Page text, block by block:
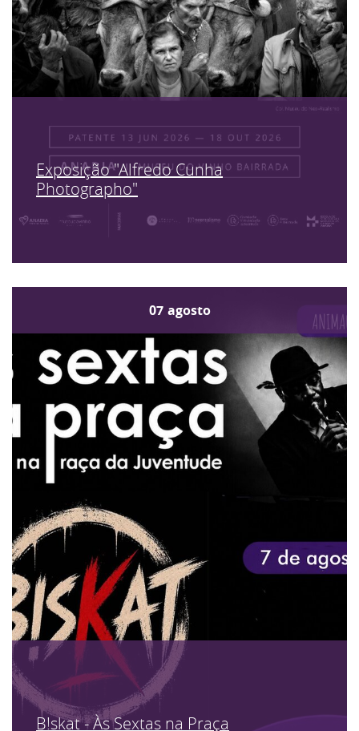
Exposição "Alfredo Cunha
Photographo"
07 agosto
B!skat - Às Sextas na Praça